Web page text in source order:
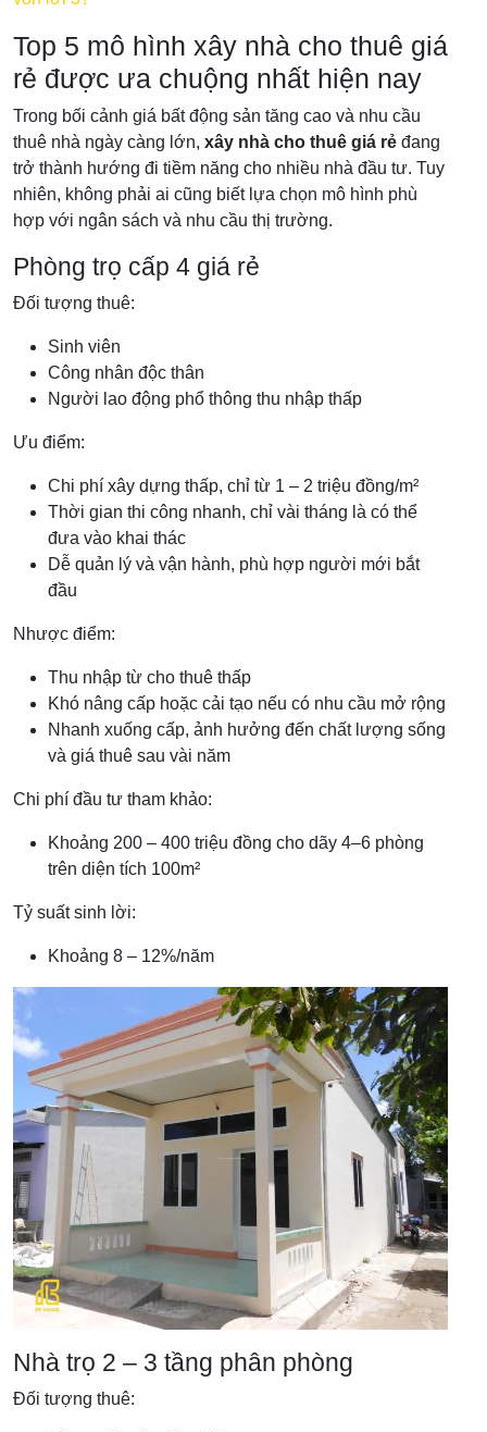
Top 5 mô hình xây nhà cho thuê giá
rẻ được ưa chuộng nhất hiện nay
Trong bối cảnh giá bất động sản tăng cao và nhu cầu
thuê nhà ngày càng lớn, xây nhà cho thuê giá rẻ đang
trở thành hướng đi tiềm năng cho nhiều nhà đầu tư. Tuy
nhiên, không phải ai cũng biết lựa chọn mô hình phù
hợp với ngân sách và nhu cầu thị trường.
Phòng trọ cấp 4 giá rẻ
Đối tượng thuê:
Sinh viên
Công nhân độc thân
Người lao động phổ thông thu nhập thấp
Ưu điểm:
Chi phí xây dựng thấp, chỉ từ 1 – 2 triệu đồng/m²
Thời gian thi công nhanh, chỉ vài tháng là có thể
đưa vào khai thác
Dễ quản lý và vận hành, phù hợp người mới bắt
đầu
Nhược điểm:
Thu nhập từ cho thuê thấp
Khó nâng cấp hoặc cải tạo nếu có nhu cầu mở rộng
Nhanh xuống cấp, ảnh hưởng đến chất lượng sống
và giá thuê sau vài năm
Chi phí đầu tư tham khảo:
Khoảng 200 – 400 triệu đồng cho dãy 4–6 phòng
trên diện tích 100m²
Tỷ suất sinh lời:
Khoảng 8 – 12%/năm
Nhà trọ 2 – 3 tầng phân phòng
Đối tượng thuê: